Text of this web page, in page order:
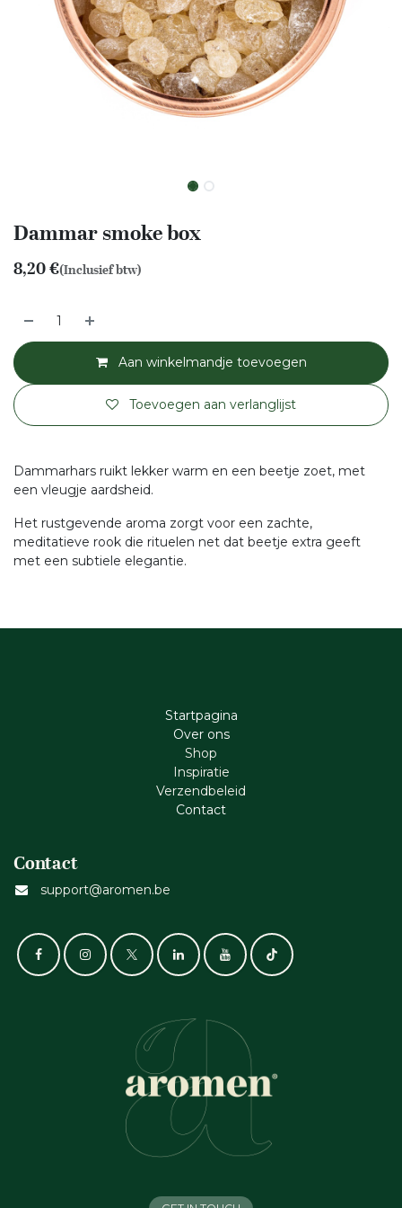
Dammar smoke box
8,20€(Inclusief btw)
Aan winkelmandje toevoegen
Toevoegen aan verlanglijst
Dammarhars ruikt lekker warm en een beetje zoet, met
een vleugje aardsheid.
Het rustgevende aroma zorgt voor een zachte,
meditatieve rook die rituelen net dat beetje extra geeft
met een subtiele elegantie.
Startpagina
Ove​r​ ons
Shop
Inspiratie
Verzendbeleid
Cont​act
Contact
support@aromen.be